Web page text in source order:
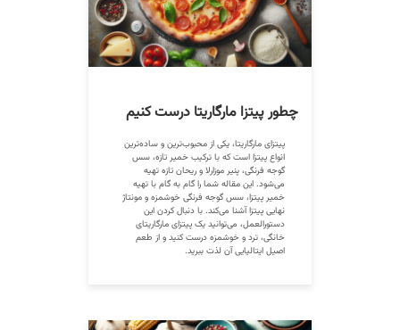
چطور پیتزا مارگاریتا درست کنیم
پیتزای مارگاریتا، یکی از محبوب‌ترین و ساده‌ترین
انواع پیتزا است که با ترکیب خمیر تازه، سس
گوجه فرنگی، پنیر موزارلا و ریحان تازه تهیه
می‌شود. این مقاله شما را گام به گام با تهیه
خمیر پیتزا، سس گوجه فرنگی خوشمزه و مونتاژ
نهایی پیتزا آشنا می‌کند. با دنبال کردن این
دستورالعمل، می‌توانید یک پیتزای مارگاریتای
خانگی، ترد و خوشمزه درست کنید و از طعم
اصیل ایتالیایی آن لذت ببرید.